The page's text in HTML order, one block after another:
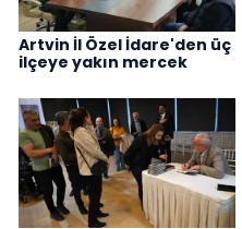
Artvin İl Özel İdare'den üç
ilçeye yakın mercek